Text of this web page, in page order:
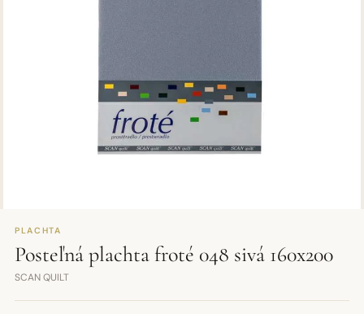
PLACHTA
Posteľná plachta froté 048 sivá 160x200
SCAN QUILT